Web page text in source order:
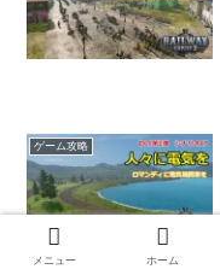
ゲーム攻略
メニュー ホーム